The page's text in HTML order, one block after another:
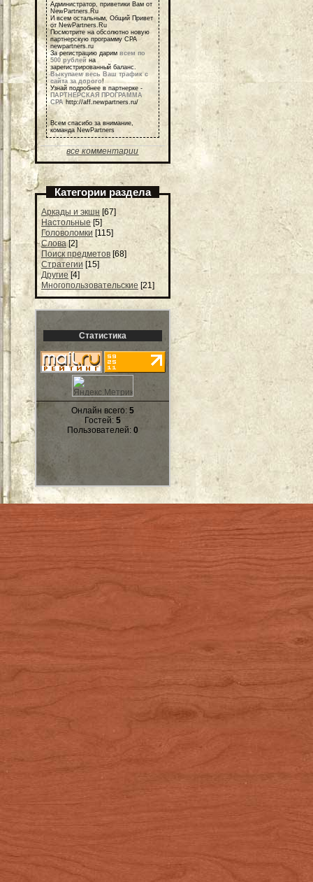
Администратор, приветики Вам от
NewPartners.Ru
И всем остальным, Общий Привет
от NewPartners.Ru
Посмотрите на обсолютно новую
партнерскую программу СРА
newpartners.ru
За регистрацию дарим всем по
500 рублей на
зарегистрированный баланс.
Выкупаем весь Ваш трафик с
сайта за дорого!
Узнай подробнее в партнерке -
ПАРТНЕРСКАЯ ПРОГРАММА
СРА http://aff.newpartners.ru/
Всем спасибо за внимание,
команда NewPartners
все комментарии
Категории раздела
Аркады и экшн [67]
Настольные [5]
Головоломки [115]
Слова [2]
Поиск предметов [68]
Стратегии [15]
Другие [4]
Многопользовательские [21]
Статистика
Онлайн всего: 5
Гостей: 5
Пользователей: 0